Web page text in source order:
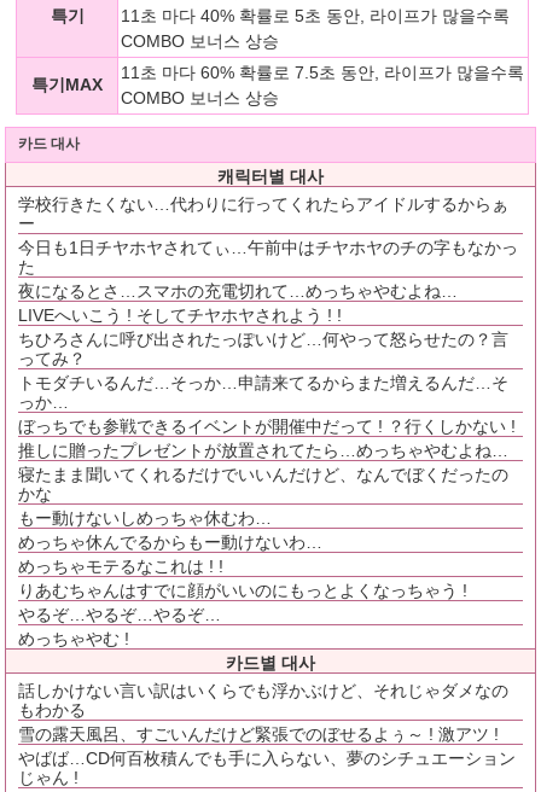
특기
11초 마다 40% 확률로 5초 동안, 라이프가 많을수록
COMBO 보너스 상승
특기MAX
11초 마다 60% 확률로 7.5초 동안, 라이프가 많을수록
COMBO 보너스 상승
카드 대사
캐릭터별 대사
学校行きたくない…代わりに行ってくれたらアイドルするからぁ
ー
今日も1日チヤホヤされてぃ…午前中はチヤホヤのチの字もなかっ
た
夜になるとさ…スマホの充電切れて…めっちゃやむよね…
LIVEへいこう ! そしてチヤホヤされよう ! !
ちひろさんに呼び出されたっぽいけど…何やって怒らせたの？言
ってみ？
トモダチいるんだ…そっか…申請来てるからまた増えるんだ…そ
っか…
ぼっちでも参戦できるイベントが開催中だって ! ？行くしかない !
推しに贈ったプレゼントが放置されてたら…めっちゃやむよね…
寝たまま聞いてくれるだけでいいんだけど、なんでぼくだったの
かな
もー動けないしめっちゃ休むわ…
めっちゃ休んでるからもー動けないわ…
めっちゃモテるなこれは ! !
りあむちゃんはすでに顔がいいのにもっとよくなっちゃう !
やるぞ…やるぞ…やるぞ…
めっちゃやむ !
카드별 대사
話しかけない言い訳はいくらでも浮かぶけど、それじゃダメなの
もわかる
雪の露天風呂、すごいんだけど緊張でのぼせるよぅ～ ! 激アツ !
やばば…CD何百枚積んでも手に入らない、夢のシチュエーション
じゃん !